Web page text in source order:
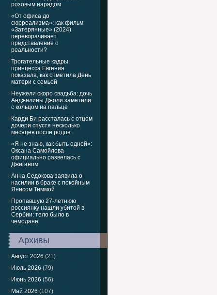
розовым нарядом
«От офиса до
сюрреализма»: как фильм
«Затерянные» (2024)
переворачивает
представление о
реальности?
Трогательные кадры:
принцесса Евгения
показала, как отметила День
матери с семьей
Неужели скоро свадьба: дочь
Анджелины Джоли заметили
с кольцом на пальце
Карди Би рассталась с отцом
дочери спустя несколько
месяцев после родов
«Я не знаю, как быть одной»:
Оксана Самойлова
официально развелась с
Джиганом
Анна Седокова заявила о
насилии в браке с покойным
Янисом Тиммой
Пропавшую 27-летнюю
россиянку нашли убитой в
Сербии: тело было в
чемодане
Архивы
Август 2026 (21)
Июль 2026 (79)
Июнь 2026 (56)
Май 2026 (107)